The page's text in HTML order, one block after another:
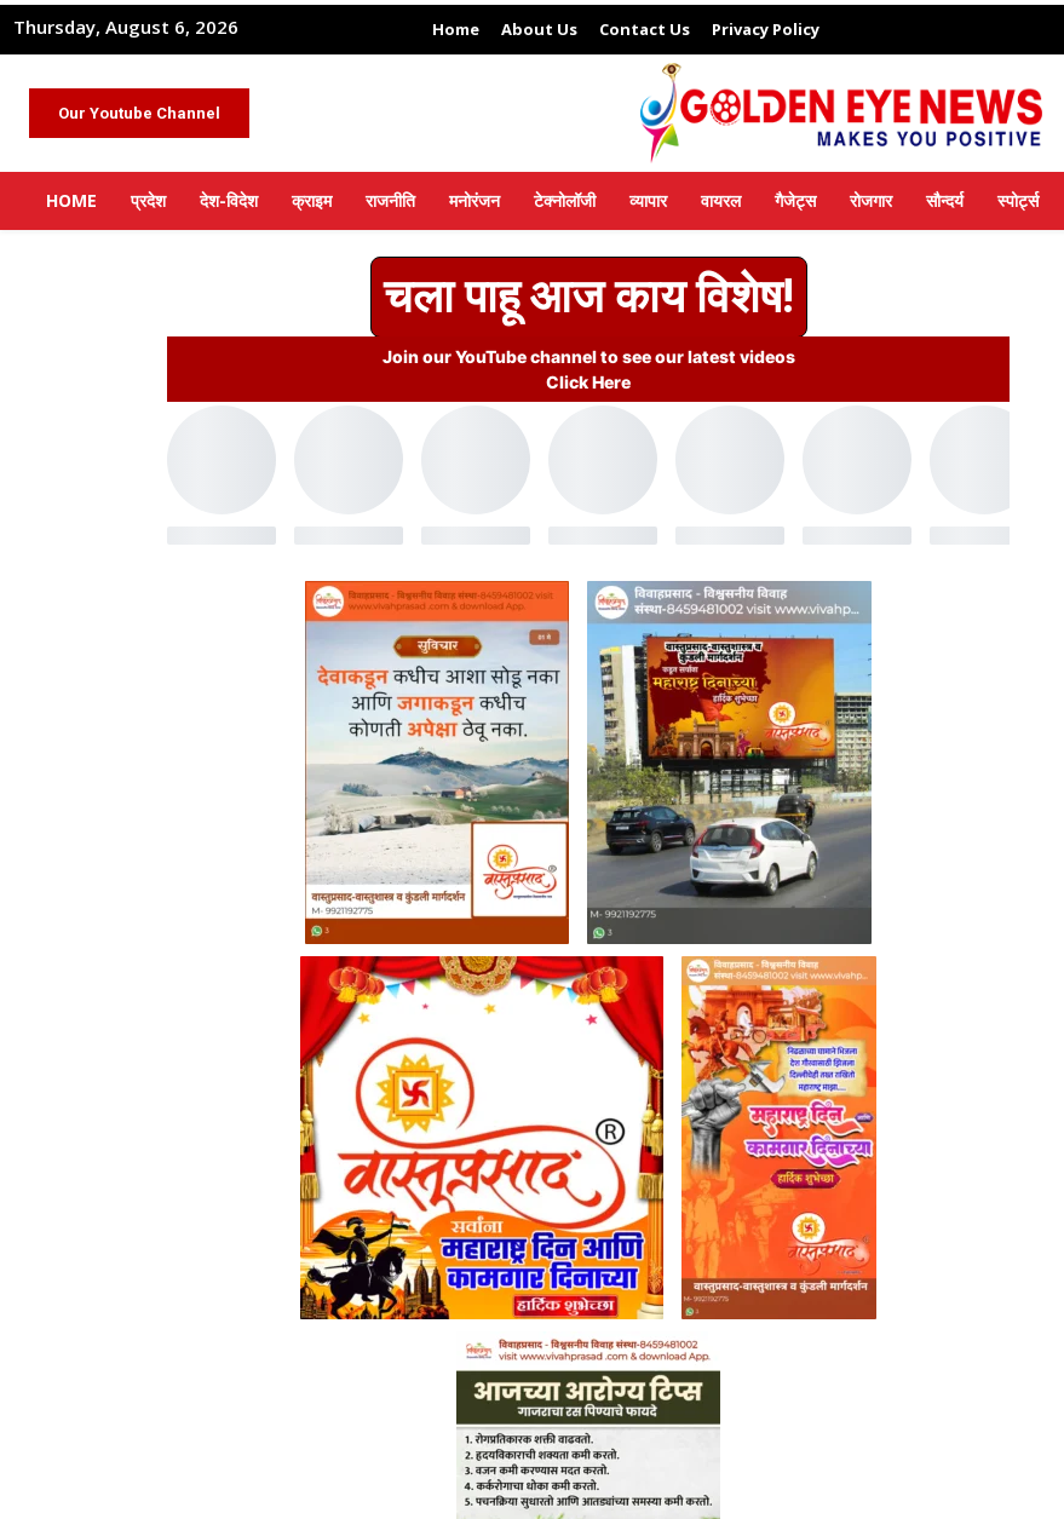
Thursday, August 6, 2026 Home About Us Contact Us Privacy Policy
Our Youtube Channel
HOME प्रदेश देश-विदेश क्राइम राजनीति मनोरंजन टेक्नोलॉजी व्यापार वायरल गैजेट्स रोजगार सौन्दर्य स्पोर्ट्स
चला पाहू आज काय विशेष!
Join our YouTube channel to see our latest videos
Click Here